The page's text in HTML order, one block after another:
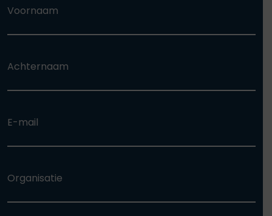
Voornaam
Achternaam
E-mail
Organisatie